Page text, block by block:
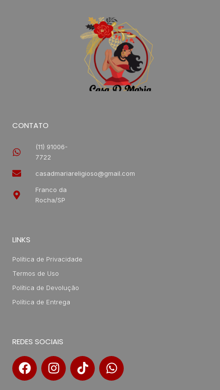
CONTATO
(11) 91006-
7722
casadmariareligioso@gmail.com
Franco da
Rocha/SP
LINKS
Política de Privacidade
Termos de Uso
Política de Devolução
Política de Entrega
REDES SOCIAIS